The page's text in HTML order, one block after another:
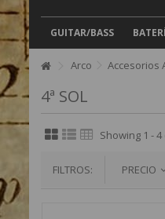
GUITAR/BASS
Arco Accesorios
4ª SOL
Showing 1 -
FILTROS: PRECIO